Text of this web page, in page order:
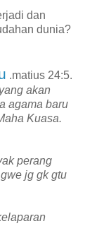
dan
dunia?
.matius 24:5.
akan
agama baru
Kuasa.
perang
jg gk gtu